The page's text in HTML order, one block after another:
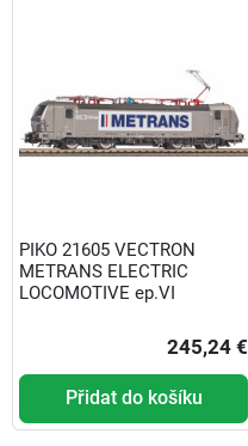
PIKO 21605 VECTRON
METRANS ELECTRIC
LOCOMOTIVE ep.VI
245,24 €
Přidat do košíku